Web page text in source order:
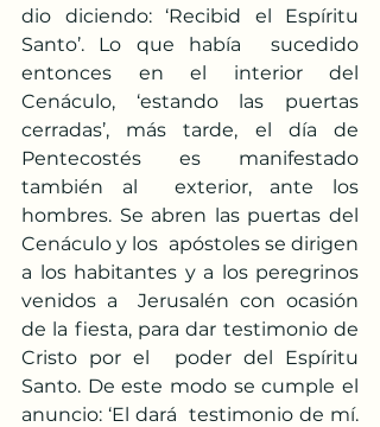
dio diciendo: ‘Recibid el Espíritu
Santo’. Lo que había  sucedido
entonces en el interior del
Cenáculo, ‘estando las puertas
cerradas’, más tarde, el día de
Pentecostés es manifestado
también al  exterior, ante los
hombres. Se abren las puertas del
Cenáculo y los  apóstoles se dirigen
a los habitantes y a los peregrinos
venidos a  Jerusalén con ocasión
de la fiesta, para dar testimonio de
Cristo por el  poder del Espíritu
Santo. De este modo se cumple el
anuncio: ‘El dará  testimonio de mí.